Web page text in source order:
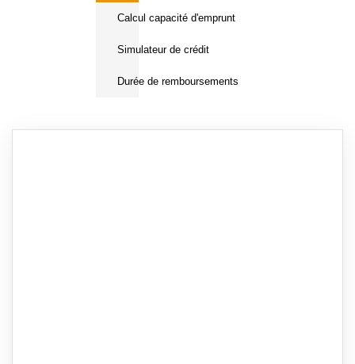
Calcul capacité d'emprunt
Simulateur de crédit
Durée de remboursements